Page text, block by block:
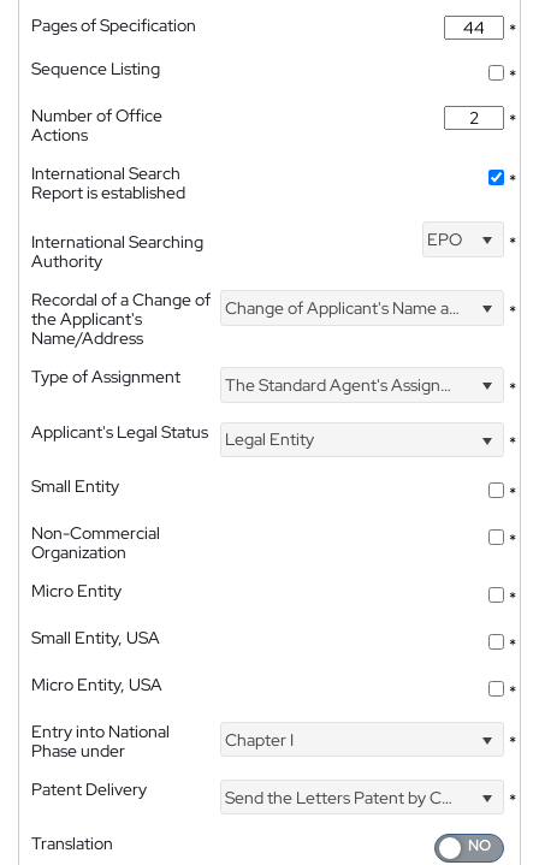
Pages of Specification
*
Sequence Listing
*
Number of Office
Actions
*
International Search
Report is established
*
International Searching
Authority
EPO *
Recordal of a Change of
the Applicant's
Name/Address
Change of Applicant's Name and Address *
Type of Assignment The Standard Agent's Assignment
*
Applicant's Legal Status
Legal Entity
*
Small Entity
*
Non-Commercial
Organization
*
Micro Entity
*
Small Entity, USA
*
Micro Entity, USA
*
Entry into National
Phase under
Chapter I *
Patent Delivery Send the Letters Patent by Courier
*
Translation